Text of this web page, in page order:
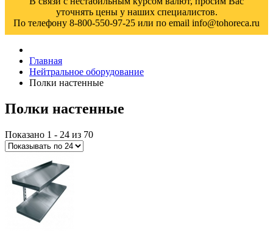
уточнять цены у наших специалистов.
По телефону 8-800-550-97-25 или по email info@tohoreca.ru
Главная
Нейтральное оборудование
Полки настенные
Полки настенные
Показано 1 - 24 из 70